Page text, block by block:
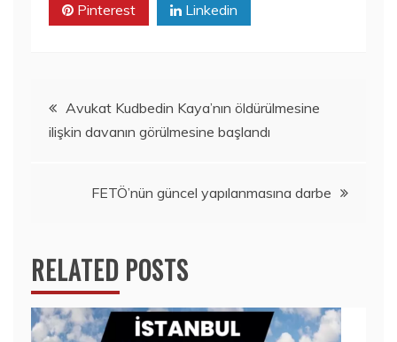
Pinterest Linkedin
Yazı
gezinmesi
Avukat Kudbedin Kaya’nın öldürülmesine
ilişkin davanın görülmesine başlandı
FETÖ’nün güncel yapılanmasına darbe
RELATED POSTS